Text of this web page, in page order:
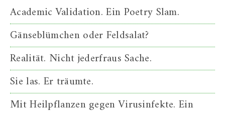
Academic Validation. Ein Poetry Slam.
Gänseblümchen oder Feldsalat?
Realität. Nicht jederfraus Sache.
Sie las. Er träumte.
Mit Heilpflanzen gegen Virusinfekte. Ein